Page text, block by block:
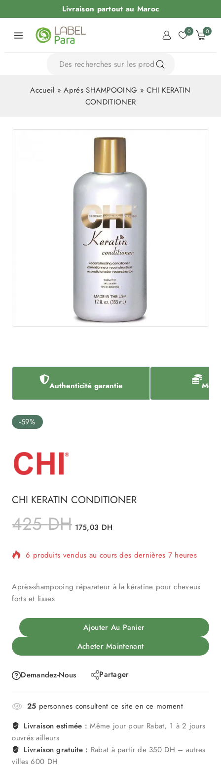
Livraison partout au Maroc
0 0
Accueil »Aprés SHAMPOOING »CHI KERATIN
CONDITIONER
Authenticité garantie
-59%
CHI KERATIN CONDITIONER
425DH 175,03 DH
6 produits vendus au cours des dernières 7 heures
Après-shampooing réparateur à la kératine pour cheveux
forts et lisses
Ajouter Au Panier
Acheter Maintenant
Demandez-Nous Partager
25 personnes consultent ce site en ce moment
Livraison estimée : Même jour pour Rabat, 1 à 2 jours
ouvrés ailleurs
Livraison gratuite : Rabat à partir de 350 DH – autres
villes 600 DH